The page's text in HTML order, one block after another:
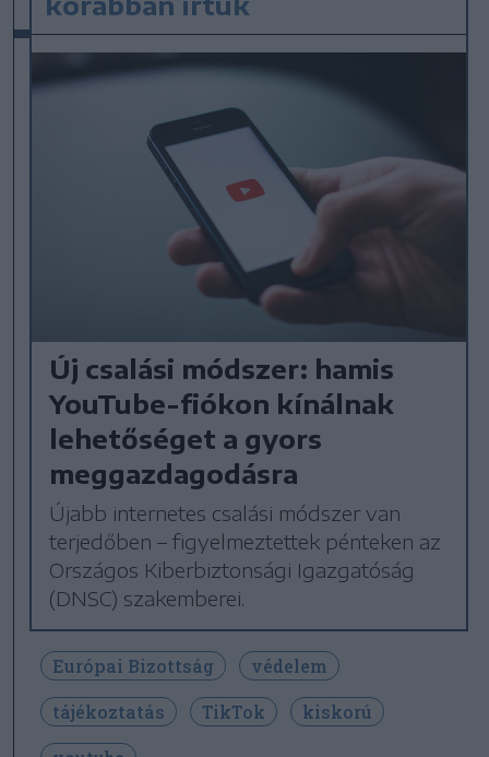
Új csalási módszer: hamis
YouTube-fiókon kínálnak
lehetőséget a gyors
meggazdagodásra
Újabb internetes csalási módszer van
terjedőben – figyelmeztettek pénteken az
Országos Kiberbiztonsági Igazgatóság
(DNSC) szakemberei.
Európai Bizottság
védelem
tájékoztatás
TikTok
kiskorú